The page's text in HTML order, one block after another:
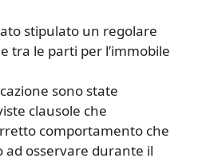
stipulato un regolare
tra le parti per l’immobile
sono state
clausole che
comportamento che
ad osservare durante il